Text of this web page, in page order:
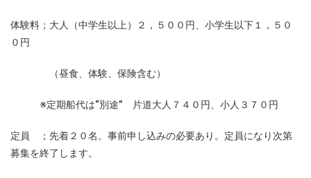
体験料；大人（中学生以上）２，５００円、小学生以下１，５０
０円
（昼食、体験、保険含む）
※定期船代は“別途” 片道大人７４０円、小人３７０円
定員 ；先着２０名。事前申し込みの必要あり。定員になり次第
募集を終了します。